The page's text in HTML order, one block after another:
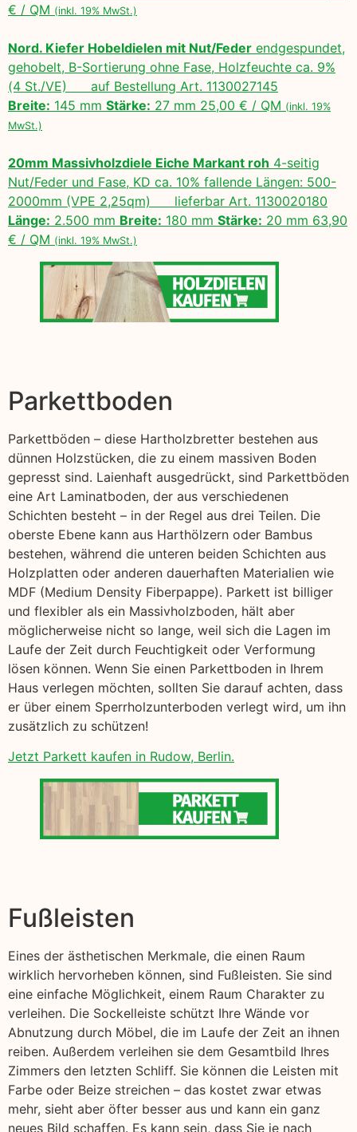
€ / QM (inkl. 19% MwSt.)
Nord. Kiefer Hobeldielen mit Nut/Feder endgespundet,
gehobelt, B-Sortierung ohne Fase, Holzfeuchte ca. 9%
(4 St./VE) auf Bestellung Art. 1130027145
Breite: 145 mm Stärke: 27 mm 25,00 € / QM (inkl. 19%
MwSt.)
20mm Massivholzdiele Eiche Markant roh 4-seitig
Nut/Feder und Fase, KD ca. 10% fallende Längen: 500-
2000mm (VPE 2,25qm) lieferbar Art. 1130020180
Länge: 2.500 mm Breite: 180 mm Stärke: 20 mm 63,90
€ / QM (inkl. 19% MwSt.)
Parkettboden
Parkettböden – diese Hartholzbretter bestehen aus
dünnen Holzstücken, die zu einem massiven Boden
gepresst sind. Laienhaft ausgedrückt, sind Parkettböden
eine Art Laminatboden, der aus verschiedenen
Schichten besteht – in der Regel aus drei Teilen. Die
oberste Ebene kann aus Harthölzern oder Bambus
bestehen, während die unteren beiden Schichten aus
Holzplatten oder anderen dauerhaften Materialien wie
MDF (Medium Density Fiberpappe). Parkett ist billiger
und flexibler als ein Massivholzboden, hält aber
möglicherweise nicht so lange, weil sich die Lagen im
Laufe der Zeit durch Feuchtigkeit oder Verformung
lösen können. Wenn Sie einen Parkettboden in Ihrem
Haus verlegen möchten, sollten Sie darauf achten, dass
er über einem Sperrholzunterboden verlegt wird, um ihn
zusätzlich zu schützen!
Jetzt Parkett kaufen in Rudow, Berlin.
Fußleisten
Eines der ästhetischen Merkmale, die einen Raum
wirklich hervorheben können, sind Fußleisten. Sie sind
eine einfache Möglichkeit, einem Raum Charakter zu
verleihen. Die Sockelleiste schützt Ihre Wände vor
Abnutzung durch Möbel, die im Laufe der Zeit an ihnen
reiben. Außerdem verleihen sie dem Gesamtbild Ihres
Zimmers den letzten Schliff. Sie können die Leisten mit
Farbe oder Beize streichen – das kostet zwar etwas
mehr, sieht aber öfter besser aus und kann ein ganz
neues Bild schaffen. Es kann sein, dass Sie je nach